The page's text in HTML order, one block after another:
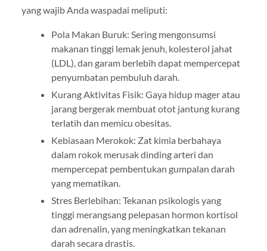
yang wajib Anda waspadai meliputi:
Pola Makan Buruk: Sering mengonsumsi
makanan tinggi lemak jenuh, kolesterol jahat
(LDL), dan garam berlebih dapat mempercepat
penyumbatan pembuluh darah.
Kurang Aktivitas Fisik: Gaya hidup mager atau
jarang bergerak membuat otot jantung kurang
terlatih dan memicu obesitas.
Kebiasaan Merokok: Zat kimia berbahaya
dalam rokok merusak dinding arteri dan
mempercepat pembentukan gumpalan darah
yang mematikan.
Stres Berlebihan: Tekanan psikologis yang
tinggi merangsang pelepasan hormon kortisol
dan adrenalin, yang meningkatkan tekanan
darah secara drastis.